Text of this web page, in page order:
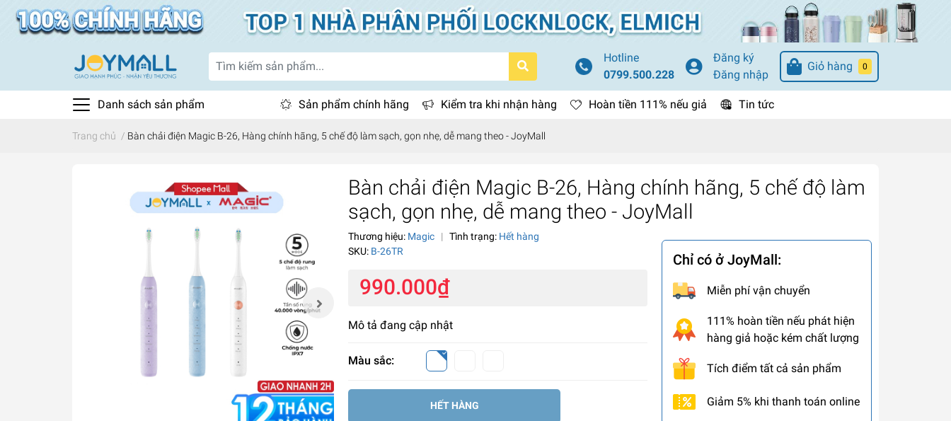
Hotline
0799.500.228
Đăng ký
Đăng nhập
Giỏ hàng 0
Danh sách sản phẩm Sản phẩm chính hãng Kiểm tra khi nhận hàng Hoàn tiền 111% nếu giả Tin tức
Trang chủ / Bàn chải điện Magic B-26, Hàng chính hãng, 5 chế độ làm sạch, gọn nhẹ, dễ mang theo - JoyMall
Bàn chải điện Magic B-26, Hàng chính hãng, 5 chế độ làm
sạch, gọn nhẹ, dễ mang theo - JoyMall
Thương hiệu: Magic | Tình trạng: Hết hàng
SKU: B-26TR
990.000₫
Mô tả đang cập nhật
Màu sắc:
HẾT HÀNG
Chỉ có ở JoyMall:
Miễn phí vận chuyển
111% hoàn tiền nếu phát hiện
hàng giả hoặc kém chất lượng
Tích điểm tất cả sản phẩm
Giảm 5% khi thanh toán online